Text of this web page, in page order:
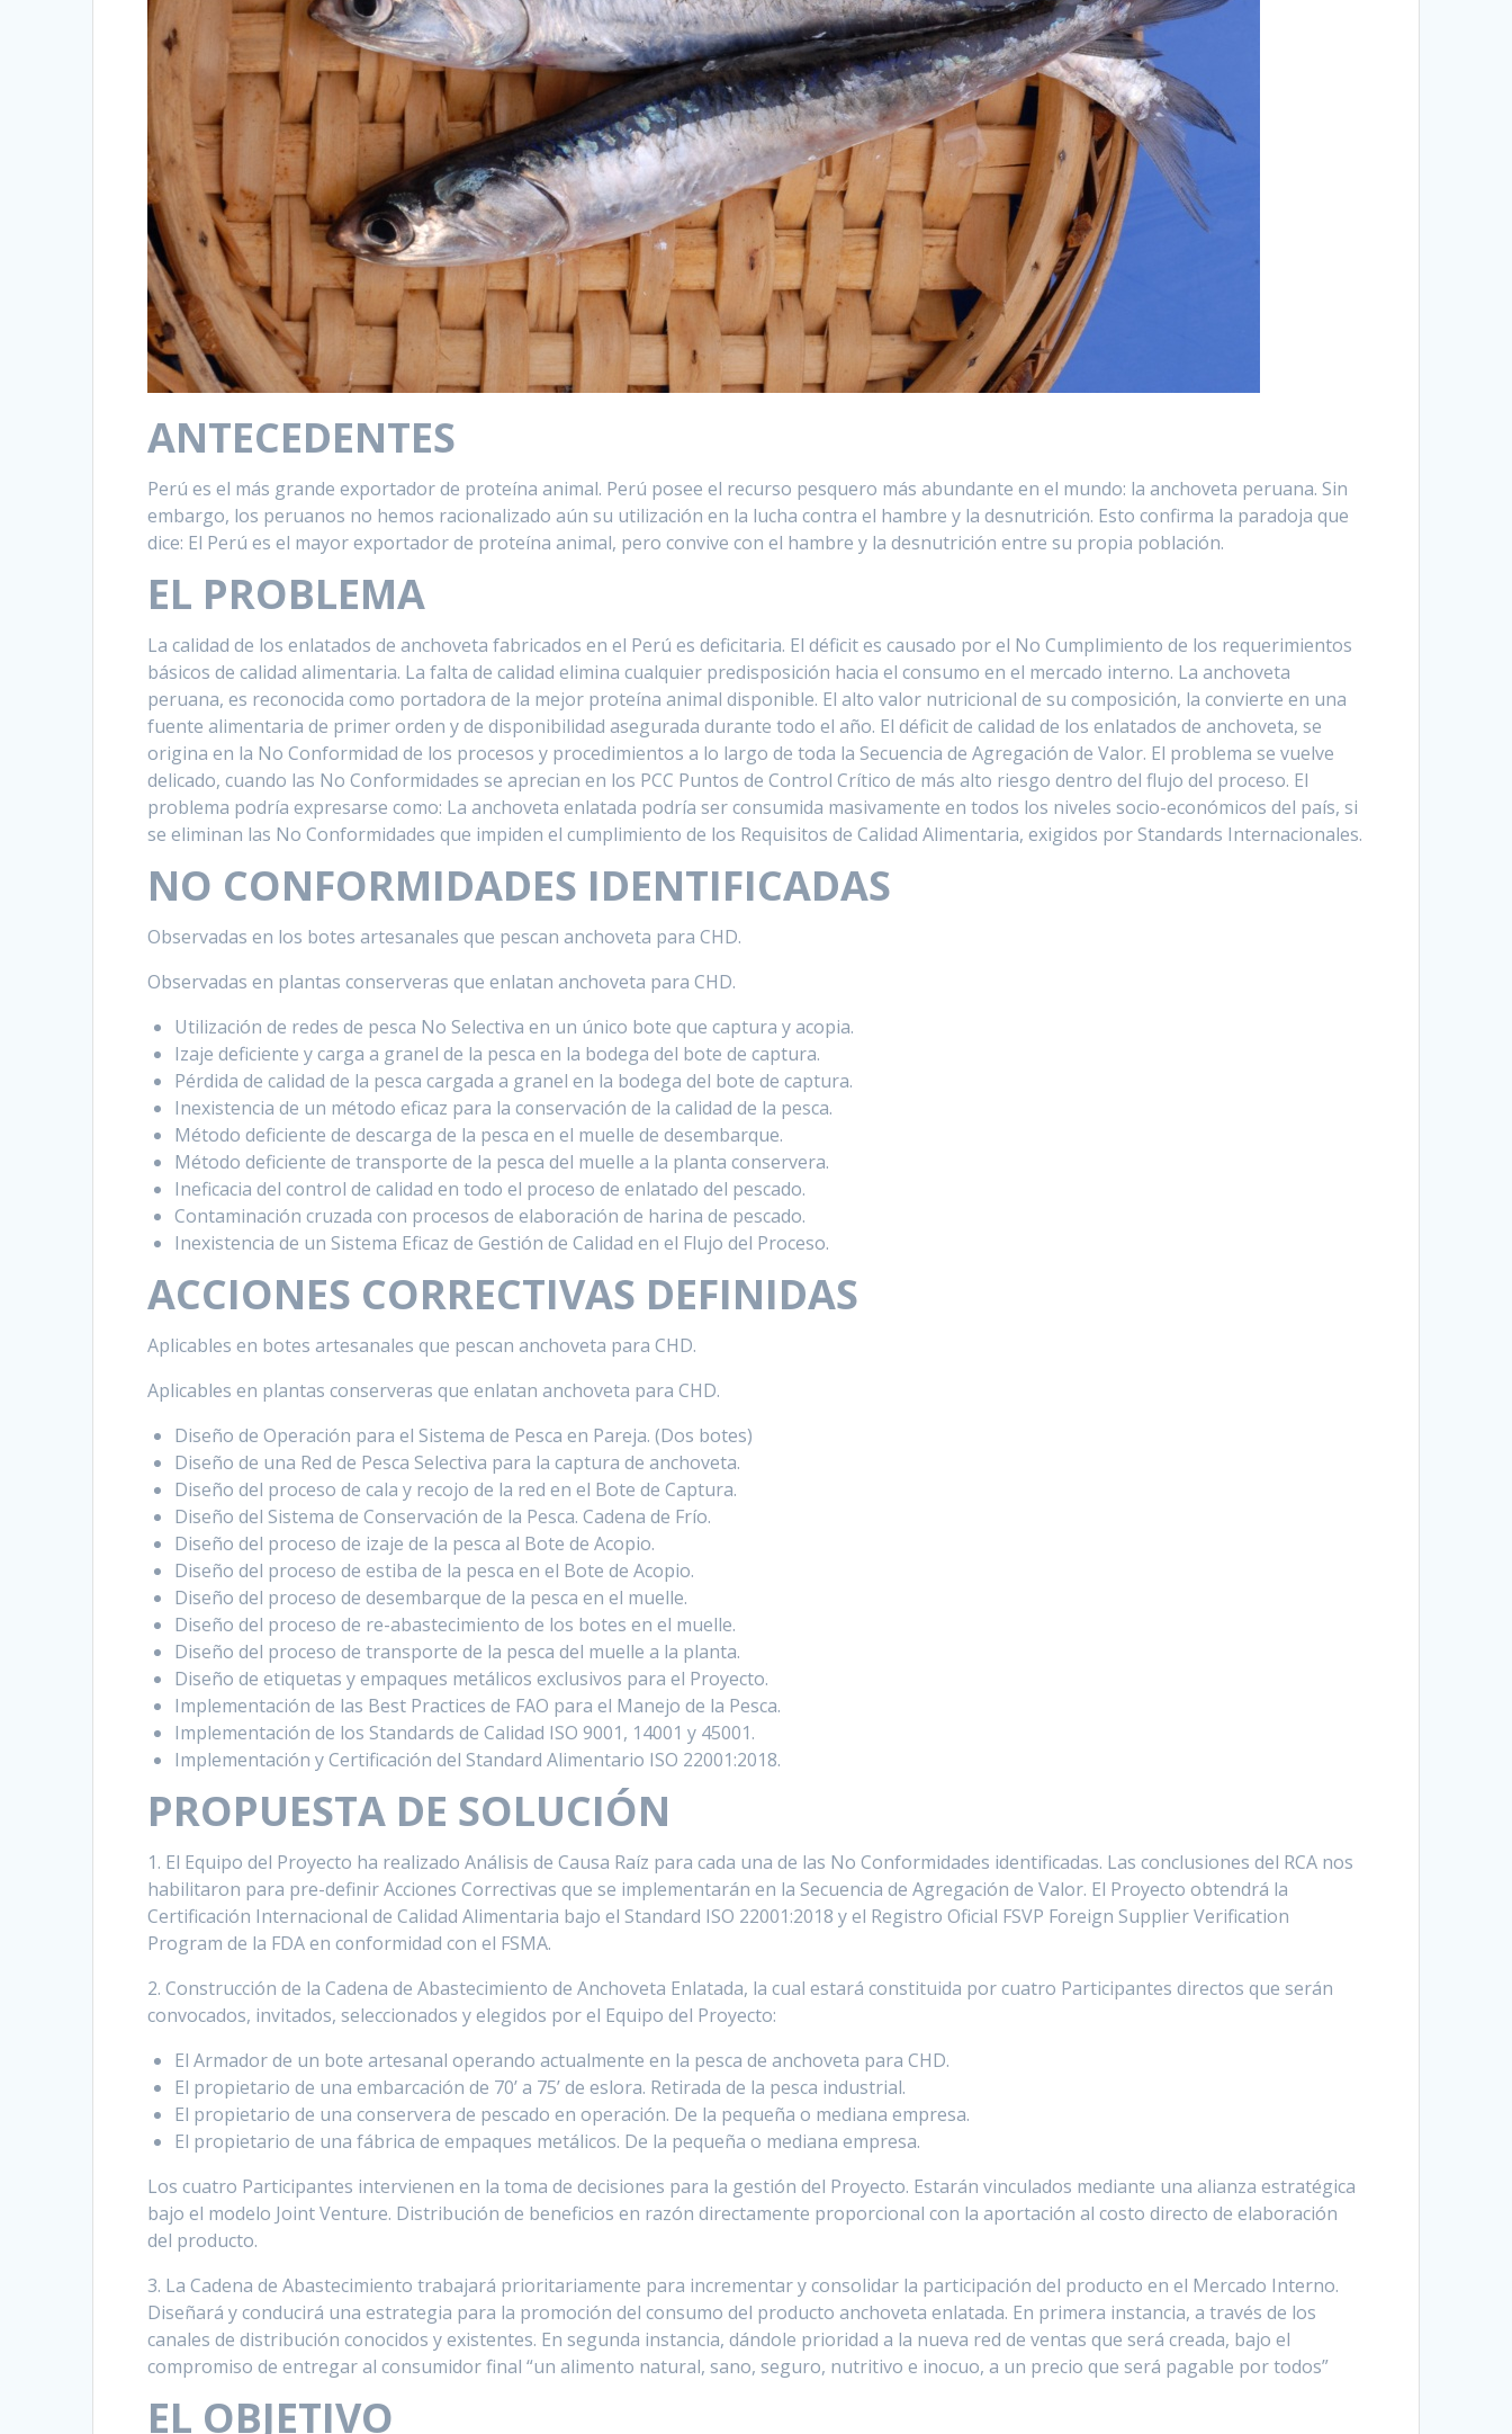
ANTECEDENTES
Perú es el más grande exportador de proteína animal. Perú posee el recurso pesquero más abundante en el mundo: la anchoveta peruana. Sin
embargo, los peruanos no hemos racionalizado aún su utilización en la lucha contra el hambre y la desnutrición. Esto confirma la paradoja que
dice: El Perú es el mayor exportador de proteína animal, pero convive con el hambre y la desnutrición entre su propia población.
EL PROBLEMA
La calidad de los enlatados de anchoveta fabricados en el Perú es deficitaria. El déficit es causado por el No Cumplimiento de los requerimientos
básicos de calidad alimentaria. La falta de calidad elimina cualquier predisposición hacia el consumo en el mercado interno. La anchoveta
peruana, es reconocida como portadora de la mejor proteína animal disponible. El alto valor nutricional de su composición, la convierte en una
fuente alimentaria de primer orden y de disponibilidad asegurada durante todo el año. El déficit de calidad de los enlatados de anchoveta, se
origina en la No Conformidad de los procesos y procedimientos a lo largo de toda la Secuencia de Agregación de Valor. El problema se vuelve
delicado, cuando las No Conformidades se aprecian en los PCC Puntos de Control Crítico de más alto riesgo dentro del flujo del proceso. El
problema podría expresarse como: La anchoveta enlatada podría ser consumida masivamente en todos los niveles socio-económicos del país, si
se eliminan las No Conformidades que impiden el cumplimiento de los Requisitos de Calidad Alimentaria, exigidos por Standards Internacionales.
NO CONFORMIDADES IDENTIFICADAS
Observadas en los botes artesanales que pescan anchoveta para CHD.
Observadas en plantas conserveras que enlatan anchoveta para CHD.
Utilización de redes de pesca No Selectiva en un único bote que captura y acopia.
Izaje deficiente y carga a granel de la pesca en la bodega del bote de captura.
Pérdida de calidad de la pesca cargada a granel en la bodega del bote de captura.
Inexistencia de un método eficaz para la conservación de la calidad de la pesca.
Método deficiente de descarga de la pesca en el muelle de desembarque.
Método deficiente de transporte de la pesca del muelle a la planta conservera.
Ineficacia del control de calidad en todo el proceso de enlatado del pescado.
Contaminación cruzada con procesos de elaboración de harina de pescado.
Inexistencia de un Sistema Eficaz de Gestión de Calidad en el Flujo del Proceso.
ACCIONES CORRECTIVAS DEFINIDAS
Aplicables en botes artesanales que pescan anchoveta para CHD.
Aplicables en plantas conserveras que enlatan anchoveta para CHD.
Diseño de Operación para el Sistema de Pesca en Pareja. (Dos botes)
Diseño de una Red de Pesca Selectiva para la captura de anchoveta.
Diseño del proceso de cala y recojo de la red en el Bote de Captura.
Diseño del Sistema de Conservación de la Pesca. Cadena de Frío.
Diseño del proceso de izaje de la pesca al Bote de Acopio.
Diseño del proceso de estiba de la pesca en el Bote de Acopio.
Diseño del proceso de desembarque de la pesca en el muelle.
Diseño del proceso de re-abastecimiento de los botes en el muelle.
Diseño del proceso de transporte de la pesca del muelle a la planta.
Diseño de etiquetas y empaques metálicos exclusivos para el Proyecto.
Implementación de las Best Practices de FAO para el Manejo de la Pesca.
Implementación de los Standards de Calidad ISO 9001, 14001 y 45001.
Implementación y Certificación del Standard Alimentario ISO 22001:2018.
PROPUESTA DE SOLUCIÓN
1. El Equipo del Proyecto ha realizado Análisis de Causa Raíz para cada una de las No Conformidades identificadas. Las conclusiones del RCA nos
habilitaron para pre-definir Acciones Correctivas que se implementarán en la Secuencia de Agregación de Valor. El Proyecto obtendrá la
Certificación Internacional de Calidad Alimentaria bajo el Standard ISO 22001:2018 y el Registro Oficial FSVP Foreign Supplier Verification
Program de la FDA en conformidad con el FSMA.
2. Construcción de la Cadena de Abastecimiento de Anchoveta Enlatada, la cual estará constituida por cuatro Participantes directos que serán
convocados, invitados, seleccionados y elegidos por el Equipo del Proyecto:
El Armador de un bote artesanal operando actualmente en la pesca de anchoveta para CHD.
El propietario de una embarcación de 70’ a 75’ de eslora. Retirada de la pesca industrial.
El propietario de una conservera de pescado en operación. De la pequeña o mediana empresa.
El propietario de una fábrica de empaques metálicos. De la pequeña o mediana empresa.
Los cuatro Participantes intervienen en la toma de decisiones para la gestión del Proyecto. Estarán vinculados mediante una alianza estratégica
bajo el modelo Joint Venture. Distribución de beneficios en razón directamente proporcional con la aportación al costo directo de elaboración
del producto.
3. La Cadena de Abastecimiento trabajará prioritariamente para incrementar y consolidar la participación del producto en el Mercado Interno.
Diseñará y conducirá una estrategia para la promoción del consumo del producto anchoveta enlatada. En primera instancia, a través de los
canales de distribución conocidos y existentes. En segunda instancia, dándole prioridad a la nueva red de ventas que será creada, bajo el
compromiso de entregar al consumidor final “un alimento natural, sano, seguro, nutritivo e inocuo, a un precio que será pagable por todos”
EL OBJETIVO